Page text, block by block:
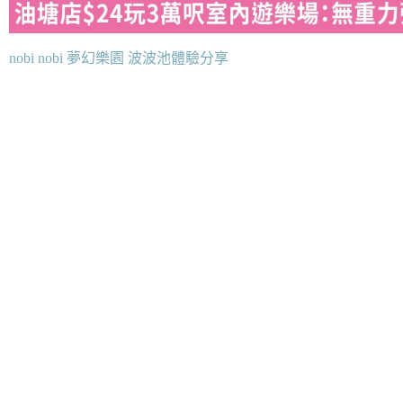
nobi nobi 夢幻樂園 波波池體驗分享